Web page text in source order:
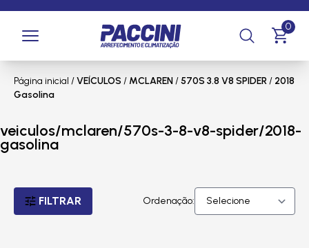
0
Página inicial /VEÍCULOS / MCLAREN/570S 3.8 V8 SPIDER/ 2018
Gasolina
veiculos/mclaren/570s-3-8-v8-spider/2018-
gasolina
FILTRAR Ordenação: